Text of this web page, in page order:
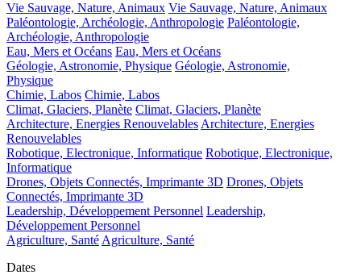
Vie Sauvage, Nature, Animaux Vie Sauvage, Nature, Animaux
Paléontologie, Archéologie, Anthropologie Paléontologie,
Archéologie, Anthropologie
Eau, Mers et Océans Eau, Mers et Océans
Géologie, Astronomie, Physique Géologie, Astronomie,
Physique
Chimie, Labos Chimie, Labos
Climat, Glaciers, Planète Climat, Glaciers, Planète
Architecture, Energies RenouvelablesArchitecture, Energies
Renouvelables
Robotique, Electronique, Informatique Robotique, Electronique,
Informatique
Drones, Objets Connectés, Imprimante 3D Drones, Objets
Connectés, Imprimante 3D
Leadership, Développement Personnel Leadership,
Développement Personnel
Agriculture, SantéAgriculture, Santé
Dates